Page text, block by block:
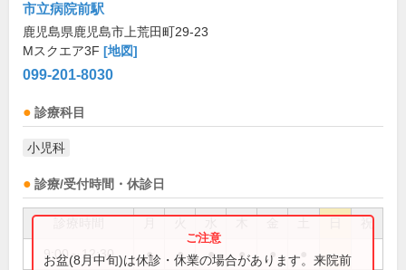
市立病院前駅
鹿児島県鹿児島市上荒田町29-23
Mスクエア3F [地図]
099-201-8030
診療科目
小児科
診療/受付時間・休診日
祝
9:00～12:30 ● ● ● ● ●
お盆(8月中旬)は休診・休業の場合があります。来院前